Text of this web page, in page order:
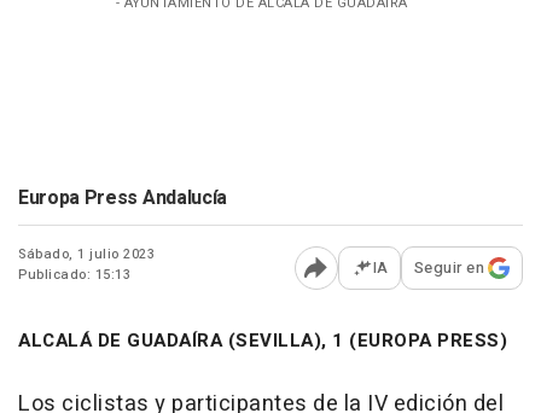
Europa Press Andalucía
Sábado, 1 julio 2023
Publicado: 15:13
Abrir opciones para
IA Seguir en
ALCALÁ DE GUADAÍRA (SEVILLA), 1 (EUROPA PRESS)
Los ciclistas y participantes de la IV edición del